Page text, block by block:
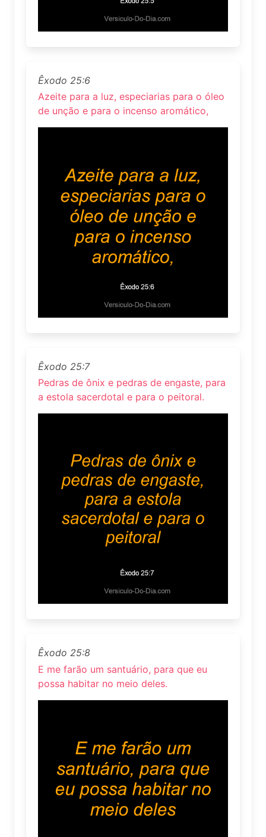
Êxodo 25:6
Azeite para a luz, especiarias para o óleo
de unção e para o incenso aromático,
Êxodo 25:7
Pedras de ônix e pedras de engaste, para
a estola sacerdotal e para o peitoral.
Êxodo 25:8
E me farão um santuário, para que eu
possa habitar no meio deles.